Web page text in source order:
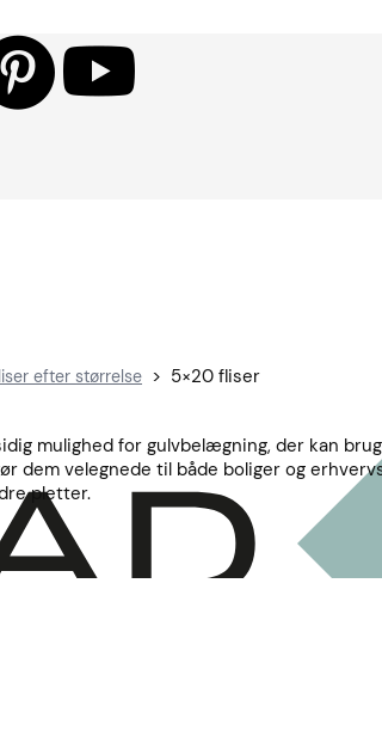
efter størrelse > 5×20 fliser
mulighed for gulvbelægning, der kan
dem velegnede til både boliger og
pletter.